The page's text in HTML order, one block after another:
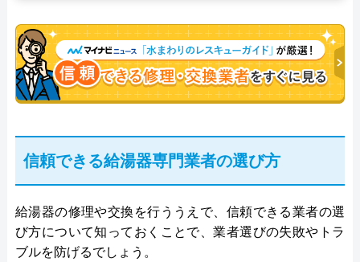
信頼できる給湯器専門業者の選び方
給湯器の修理や交換を行ううえで、信頼できる業者の選
び方について知っておくことで、業者選びの失敗やトラ
ブルを防げるでしょう。